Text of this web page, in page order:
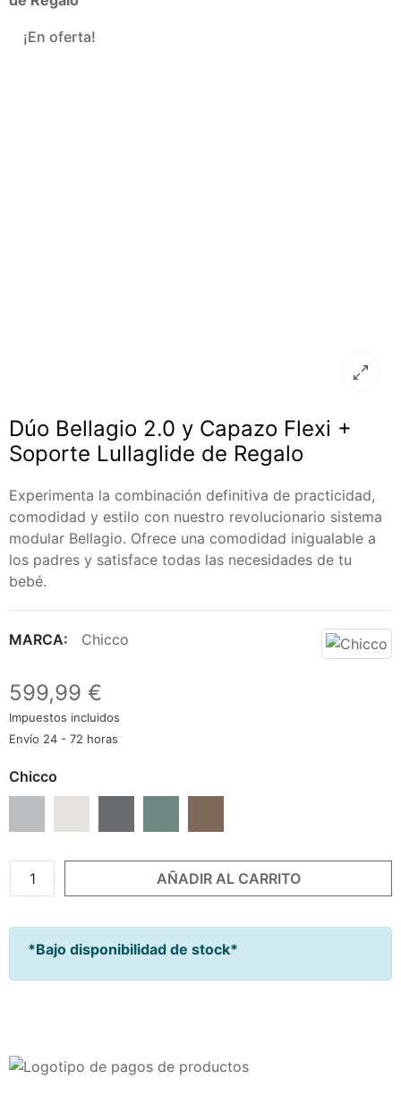
¡En oferta!
Dúo Bellagio 2.0 y Capazo Flexi +
Soporte Lullaglide de Regalo
Experimenta la combinación definitiva de practicidad,
comodidad y estilo con nuestro revolucionario sistema
modular Bellagio. Ofrece una comodidad inigualable a
los padres y satisface todas las necesidades de tu
bebé.
MARCA: Chicco
599,99 €
Impuestos incluidos
Envío 24 - 72 horas
Chicco
AÑADIR AL CARRITO
*Bajo disponibilidad de stock*